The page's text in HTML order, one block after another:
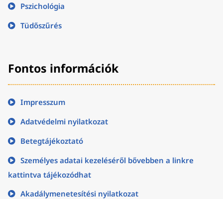
Pszichológia
Tüdőszűrés
Fontos információk
Impresszum
Adatvédelmi nyilatkozat
Betegtájékoztató
Személyes adatai kezeléséről bővebben a linkre
kattintva tájékozódhat
Akadálymenetesítési nyilatkozat